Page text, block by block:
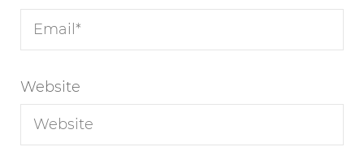
Website